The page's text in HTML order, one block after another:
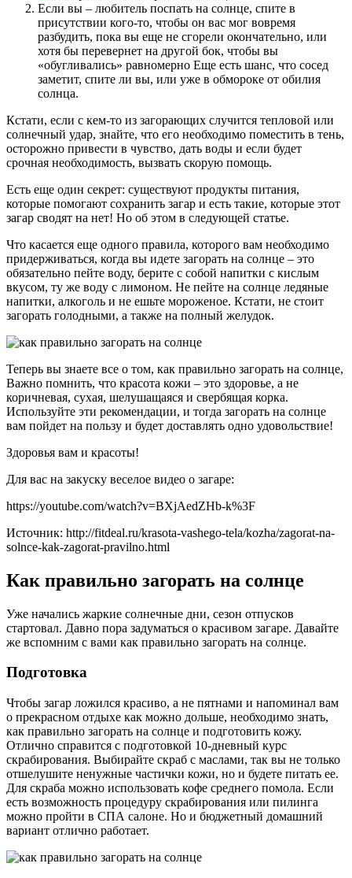
Если вы – любитель поспать на солнце, спите в
присутствии кого-то, чтобы он вас мог вовремя
разбудить, пока вы еще не сгорели окончательно, или
хотя бы перевернет на другой бок, чтобы вы
«обугливались» равномерно Еще есть шанс, что сосед
заметит, спите ли вы, или уже в обмороке от обилия
солнца.
Кстати, если с кем-то из загорающих случится тепловой или
солнечный удар, знайте, что его необходимо поместить в тень,
осторожно привести в чувство, дать воды и если будет
срочная необходимость, вызвать скорую помощь.
Есть еще один секрет: существуют продукты питания,
которые помогают сохранить загар и есть такие, которые этот
загар сводят на нет! Но об этом в следующей статье.
Что касается еще одного правила, которого вам необходимо
придерживаться, когда вы идете загорать на солнце – это
обязательно пейте воду, берите с собой напитки с кислым
вкусом, ту же воду с лимоном. Не пейте на солнце ледяные
напитки, алкоголь и не ешьте мороженое. Кстати, не стоит
загорать голодными, а также на полный желудок.
Теперь вы знаете все о том, как правильно загорать на солнце,
Важно помнить, что красота кожи – это здоровье, а не
коричневая, сухая, шелушащаяся и свербящая корка.
Используйте эти рекомендации, и тогда загорать на солнце
вам пойдет на пользу и будет доставлять одно удовольствие!
Здоровья вам и красоты!
Для вас на закуску веселое видео о загаре:
https://youtube.com/watch?v=BXjAedZHb-k%3F
Источник: http://fitdeal.ru/krasota-vashego-tela/kozha/zagorat-na-
solnce-kak-zagorat-pravilno.html
Как правильно загорать на солнце
Уже начались жаркие солнечные дни, сезон отпусков
стартовал. Давно пора задуматься о красивом загаре. Давайте
же вспомним с вами как правильно загорать на солнце.
Подготовка
Чтобы загар ложился красиво, а не пятнами и напоминал вам
о прекрасном отдыхе как можно дольше, необходимо знать,
как правильно загорать на солнце и подготовить кожу.
Отлично справится с подготовкой 10-дневный курс
скрабирования. Выбирайте скраб с маслами, так вы не только
отшелушите ненужные частички кожи, но и будете питать ее.
Для скраба можно использовать кофе среднего помола. Если
есть возможность процедуру скрабирования или пилинга
можно пройти в СПА салоне. Но и бюджетный домашний
вариант отлично работает.